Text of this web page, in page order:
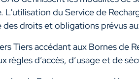
L'utilisation du Service de
des droits et obligations prévus
Tiers accédant aux Bornes de
règles d’accès, d’usage et de